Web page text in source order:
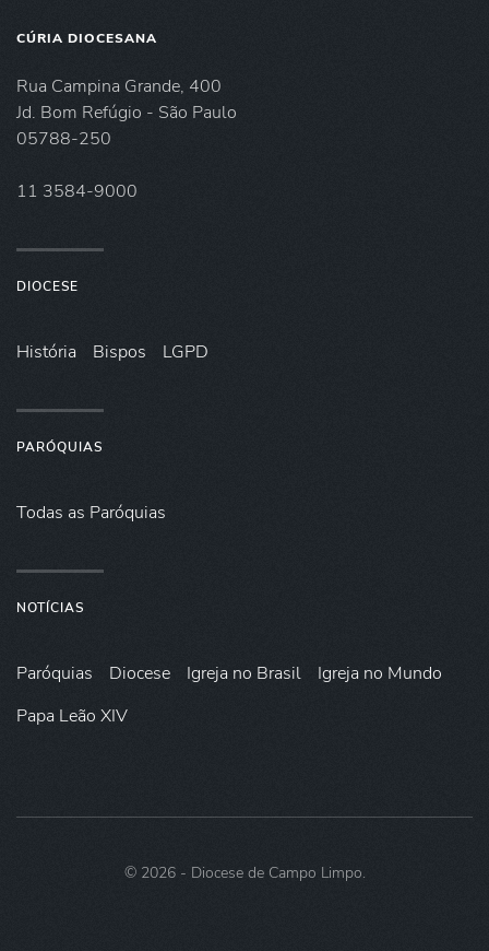
CÚRIA DIOCESANA
Rua Campina Grande, 400
Jd. Bom Refúgio - São Paulo
05788-250
11 3584-9000
DIOCESE
História Bispos LGPD
PARÓQUIAS
Todas as Paróquias
NOTÍCIAS
Paróquias Diocese Igreja no Brasil
Igreja no Mundo
Papa Leão XIV
© 2026- Diocese de Campo Limpo.